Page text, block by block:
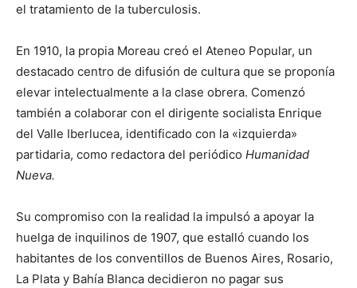
el tratamiento de la tuberculosis.
En 1910, la propia Moreau creó el Ateneo Popular, un
destacado centro de difusión de cultura que se proponía
elevar intelectualmente a la clase obrera. Comenzó
también a colaborar con el dirigente socialista Enrique
del Valle Iberlucea, identificado con la «izquierda»
partidaria, como redactora del periódico Humanidad
Nueva.
Su compromiso con la realidad la impulsó a apoyar la
huelga de inquilinos de 1907, que estalló cuando los
habitantes de los conventillos de Buenos Aires, Rosario,
La Plata y Bahía Blanca decidieron no pagar sus